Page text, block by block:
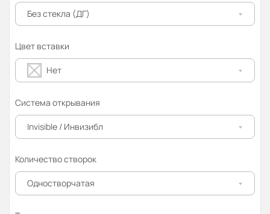
Без стекла (ДГ)
Цвет вставки
Нет
Система открывания
Invisible / Инвизибл
Количество створок
Одностворчатая